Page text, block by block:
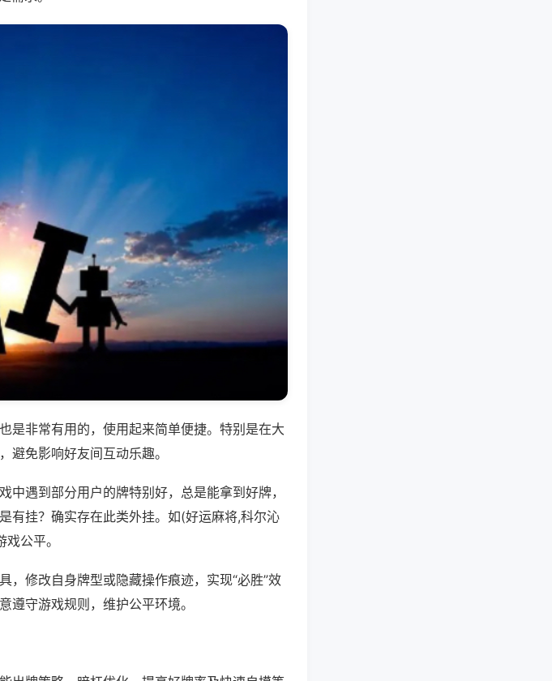
是非常有用的，使用起来简单便捷。特别是在大
避免影响好友间互动乐趣。
遇到部分用户的牌特别好，总是能拿到好牌，
有挂？确实存在此类外挂。如(好运麻将,科尔沁
公平。
，修改自身牌型或隐藏操作痕迹，实现“必胜”效
遵守游戏规则，维护公平环境。